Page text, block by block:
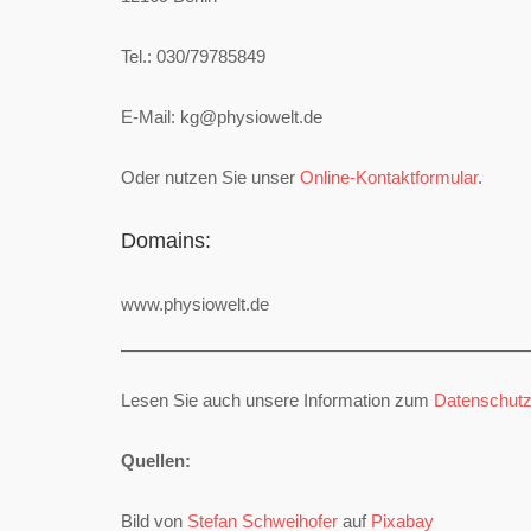
Tel.: 030/79785849
E-Mail: kg@physiowelt.de
Oder nutzen Sie unser Online-Kontaktformular.
Domains:
www.physiowelt.de
Lesen Sie auch unsere Information zum Datenschutz
Quellen:
Bild von Stefan Schweihofer auf Pixabay